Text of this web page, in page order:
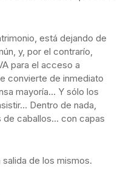
está dejando de
y, por el contrarío,
para el acceso a
convierte de inmediato
mayoría… Y sólo los
Dentro de nada,
de caballos… con capas
de los mismos.